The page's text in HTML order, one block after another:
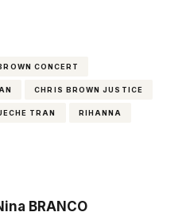
CONCERT
CHRIS BROWN JUSTICE
TRAN RIHANNA
BRANCO